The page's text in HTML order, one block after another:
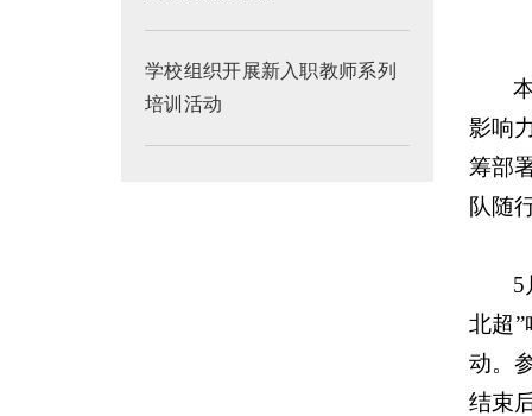
学校组织开展新入职教师系列
培训活动
影响
筹部
队随
5
北超
动。
结束